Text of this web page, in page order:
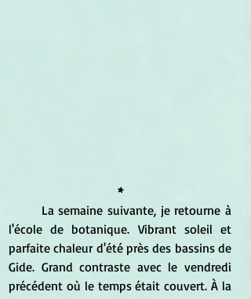
*
l'école de botanique. Vibrant soleil et
parfaite chaleur d'été près des bassins de
Gide. Grand contraste avec le vendredi
précédent où le temps était couvert. À la